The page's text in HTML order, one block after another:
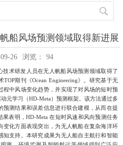
船风场预测领域取得新进展
26 浏览： 94
技术研发人员在无人帆船风场预测领域取得了
TOP期刊《Ocean Engineering》。研究基于无
程中风场变化趋势，并实现了对风场的短时预
元学习（HD-Meta）预测框架。该方法通过多
测结果和误差信息进行联合建模，从而在提
果表明，HD-Meta在短时风速和风向预测任务
变化方面表现突出，为无人帆船在复杂海洋环
知支持。本研究成果为无人船自主航行和智能